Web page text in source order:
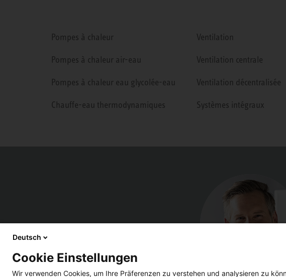
Pompes à chaleur
Pompes à chaleur air-eau
Pompes à chaleur eau glycolée-eau
Chauffe-eau thermodynamiques
Ventilation
Ventilation centrale
Ventilation décentralisée
Systèmes intégraux
Deutsch
Cookie Einstellungen
Wir verwenden Cookies, um Ihre Präferenzen zu verstehen und analysieren zu